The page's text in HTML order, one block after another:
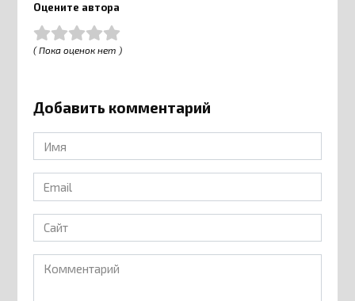
Оцените автора
( Пока оценок нет )
Добавить комментарий
Имя
*
Email
*
Сайт
Комментарий